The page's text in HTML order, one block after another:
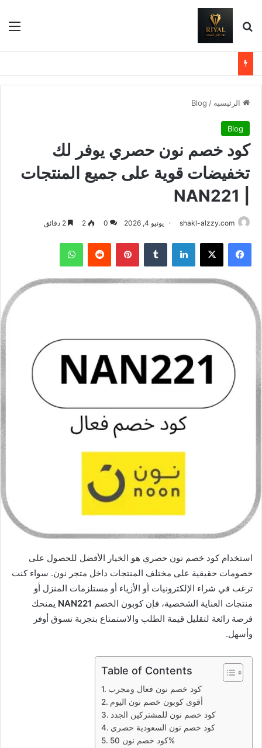
بحث عن
الرئيسية /
Blog
Blog
كود خصم نون حصري يوفر لك
تخفيضات قوية على جميع المنتجات
shakl-alzzy.com يونيو 4, 2026 0
2
فيسبوك X لينكدإن بينتيريست واتساب
استخدام كود خصم نون حصري هو الخيار الأفضل للحصول على
خصومات حقيقية على مختلف المنتجات داخل متجر نون. سواء كنت
ترغب في شراء الإلكترونيات أو الأزياء أو مستلزمات المنزل أو
منتجات العناية الشخصية، فإن كوبون الخصم NAN221 يمنحك
فرصة رائعة لتقليل قيمة الطلب والاستمتاع بتجربة تسوق أوفر
وأسهل.
Table of Contents
كود خصم نون فعال ومجرب
أقوى كوبون خصم نون اليوم
كود خصم نون للمشتركين الجدد
كود خصم نون السعودية حصري
كود خصم نون 50%